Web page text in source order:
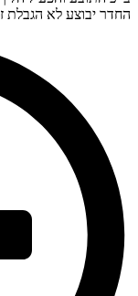
החדר יבוצע לא הגבלת